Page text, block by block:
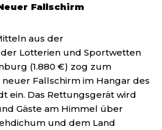
Fallschirm
aus der
Lotterien und Sportwetten
(1.880 €) zog zum
neuer Fallschirm im Hangar des
ein. Das Rettungsgerät wird
Gäste am Himmel über
und dem Land